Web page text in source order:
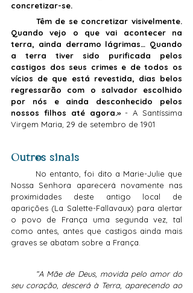
concretizar-se.
Quando vejo o que vai acontecer na
terra, ainda derramo lágrimas… Quando
a terra tiver sido purificada pelos
castigos dos seus crimes e de todos os
vícios de que está revestida, dias belos
regressarão com o salvador escolhido
por nós e ainda desconhecido pelos
nossos filhos até agora.» - A Santíssima
Virgem Maria, 29 de setembro de 1901
Outros sinais
Nossa Senhora aparecerá novamente nas
proximidades deste antigo local de
aparições (La Salette-Fallavaux) para alertar
o povo de França uma segunda vez, tal
como antes, antes que castigos ainda mais
graves se abatam sobre a França.
seu coração, descerá à Terra, aparecendo ao